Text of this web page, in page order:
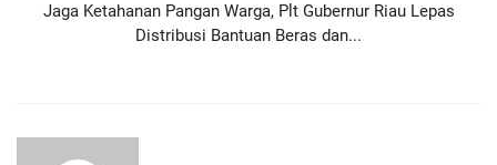
Jaga Ketahanan Pangan Warga, Plt Gubernur Riau Lepas
Distribusi Bantuan Beras dan...